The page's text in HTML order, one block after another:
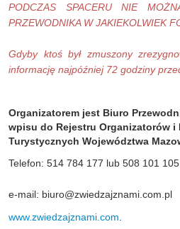
PODCZAS SPACERU NIE
PRZEWODNIKA W JAKIEKOLWIEK
Gdyby ktoś był zmuszony
informację najpóźniej 72 godziny
Organizatorem jest Biuro
wpisu do Rejestru Organizatorów i
Turystycznych Województwa
Telefon: 514 784 177 lub 508 101 105
e-mail: biuro@zwiedzajznami.com.pl
www.zwiedzajznami.com